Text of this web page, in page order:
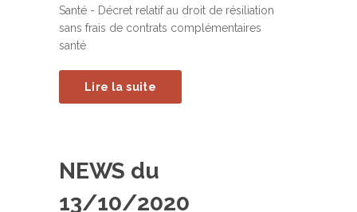
Santé - Décret relatif au droit de résiliation
sans frais de contrats complémentaires
santé
Lire la suite
NEWS du
13/10/2020